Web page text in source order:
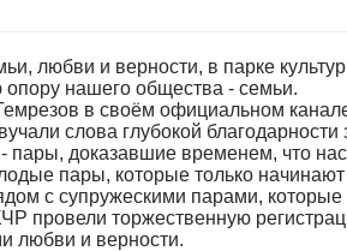
любви и верности, в парке
опору нашего общества - семьи.
в своём официальном
слова глубокой
пары, доказавшие временем, что
пары, которые только
с супружескими парами, которые
провели торжественную
любви и верности.